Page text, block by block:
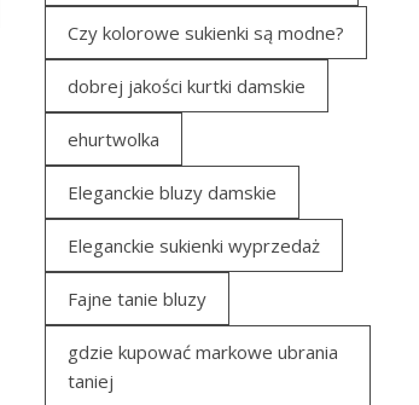
Czy kolorowe sukienki są modne?
dobrej jakości kurtki damskie
ehurtwolka
Eleganckie bluzy damskie
Eleganckie sukienki wyprzedaż
Fajne tanie bluzy
gdzie kupować markowe ubrania
taniej